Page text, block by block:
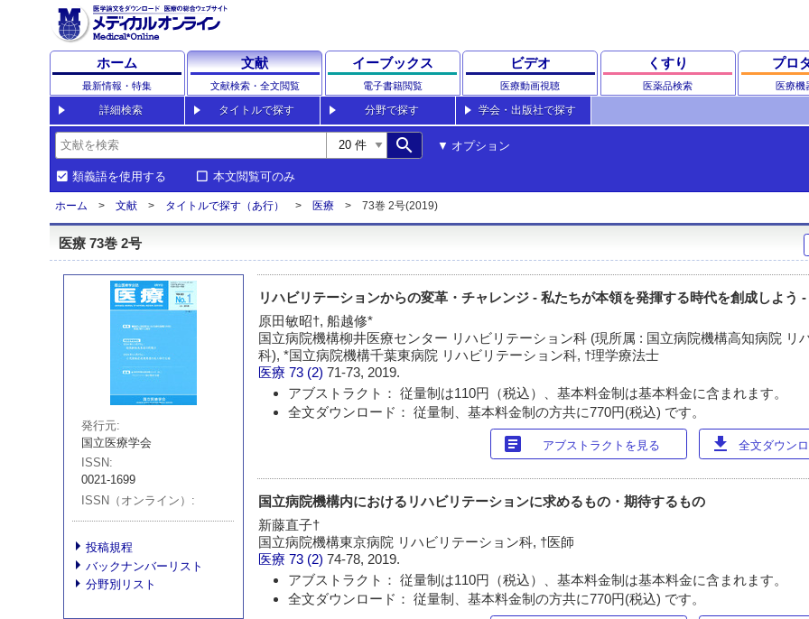
ホーム
最新情報・特集
文献
文献検索・全文閲覧
イーブックス
電子書籍閲覧
ビデオ
医療動画視聴
くすり
医薬品検索
プロ
医療機
詳細検索 タイトルで探す 分野で探す 学会・出版社で探す
search オプション
類義語を使用する 本文閲覧可のみ
ホーム 文献 タイトルで探す（あ行） 医療 73巻 2号(2019)
医療 73巻 2号
発行元
国立医療学会
ISSN
0021-1699
ISSN（オンライン）
投稿規程
バックナンバーリスト
分野別リスト
リハビリテーションからの変革・チャレンジ - 私たちが本領を発揮する時代を創成しよう -
原田敏昭†, 船越修*
国立病院機構柳井医療センター リハビリテーション科 (現所属 : 国立病院機構高知病院 リ
科), *国立病院機構千葉東病院 リハビリテーション科, †理学療法士
医療 73 (2)71-73, 2019.
アブストラクト： 従量制は110円（税込）、基本料金制は基本料金に含まれます。
全文ダウンロード： 従量制、基本料金制の方共に770円(税込) です。
article アブストラクトを見る download 全文ダウン
国立病院機構内におけるリハビリテーションに求めるもの・期待するもの
新藤直子†
国立病院機構東京病院 リハビリテーション科, †医師
医療 73 (2)74-78, 2019.
アブストラクト： 従量制は110円（税込）、基本料金制は基本料金に含まれます。
全文ダウンロード： 従量制、基本料金制の方共に770円(税込) です。